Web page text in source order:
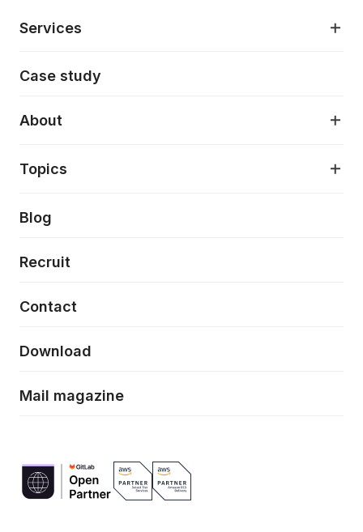
Services
AI駆動開発支援
モダナイゼーション
特徴量エンジニアリングと生成AI
デザインシステム構築支援
フロントエンド開発
Case study
About
About
当社が目指しているもの
Topics
Press release
News
Event/Seminer
Blog
Recruit
Contact
Download
Mail magazine